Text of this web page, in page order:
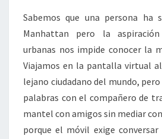
Sabemos que una persona ha
Manhattan pero la
urbanas nos impide conocer la
Viajamos en la pantalla virtual
lejano ciudadano del mundo,
palabras con el compañero de
mantel con amigos sin mediar
porque el móvil exige